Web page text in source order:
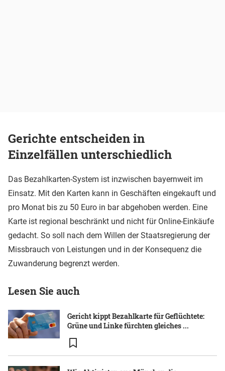
Gerichte entscheiden in
Einzelfällen unterschiedlich
Das Bezahlkarten-System ist inzwischen bayernweit im
Einsatz. Mit den Karten kann in Geschäften eingekauft und
pro Monat bis zu 50 Euro in bar abgehoben werden. Eine
Karte ist regional beschränkt und nicht für Online-Einkäufe
gedacht. So soll nach dem Willen der Staatsregierung der
Missbrauch von Leistungen und in der Konsequenz die
Zuwanderung begrenzt werden.
Lesen Sie auch
Gericht kippt Bezahlkarte für Geflüchtete:
Grüne und Linke fürchten gleiches ...